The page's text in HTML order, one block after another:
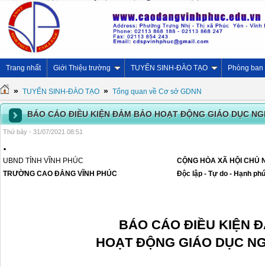
Trang nhất Giới Thiệu trường TUYỂN SINH-ĐÀO TẠO Phòng ban
» TUYỂN SINH-ĐÀO TẠO » Tổng quan về Cơ sở GDNN
BÁO CÁO ĐIỀU KIỆN ĐẢM BẢO HOẠT ĐỘNG GIÁO DỤC
Thứ bảy - 31/07/2021 08:51
.
UBND TỈNH VĨNH PHÚC
CỘNG HÒA XÃ HỘI CHỦ
TRƯỜNG CAO ĐẲNG VĨNH PHÚC Độc lập - Tự do - Hạnh
BÁO CÁO ĐIỀU KIỆN
HOẠT ĐỘNG GIÁO DỤC